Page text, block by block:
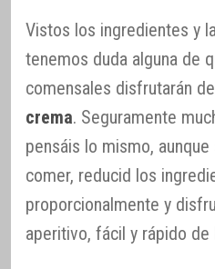
Vistos los ingredientes y
tenemos duda alguna de
comensales disfrutarán
crema. Seguramente
pensáis lo mismo,
comer, reducid los
proporcionalmente y
aperitivo, fácil y rápido de